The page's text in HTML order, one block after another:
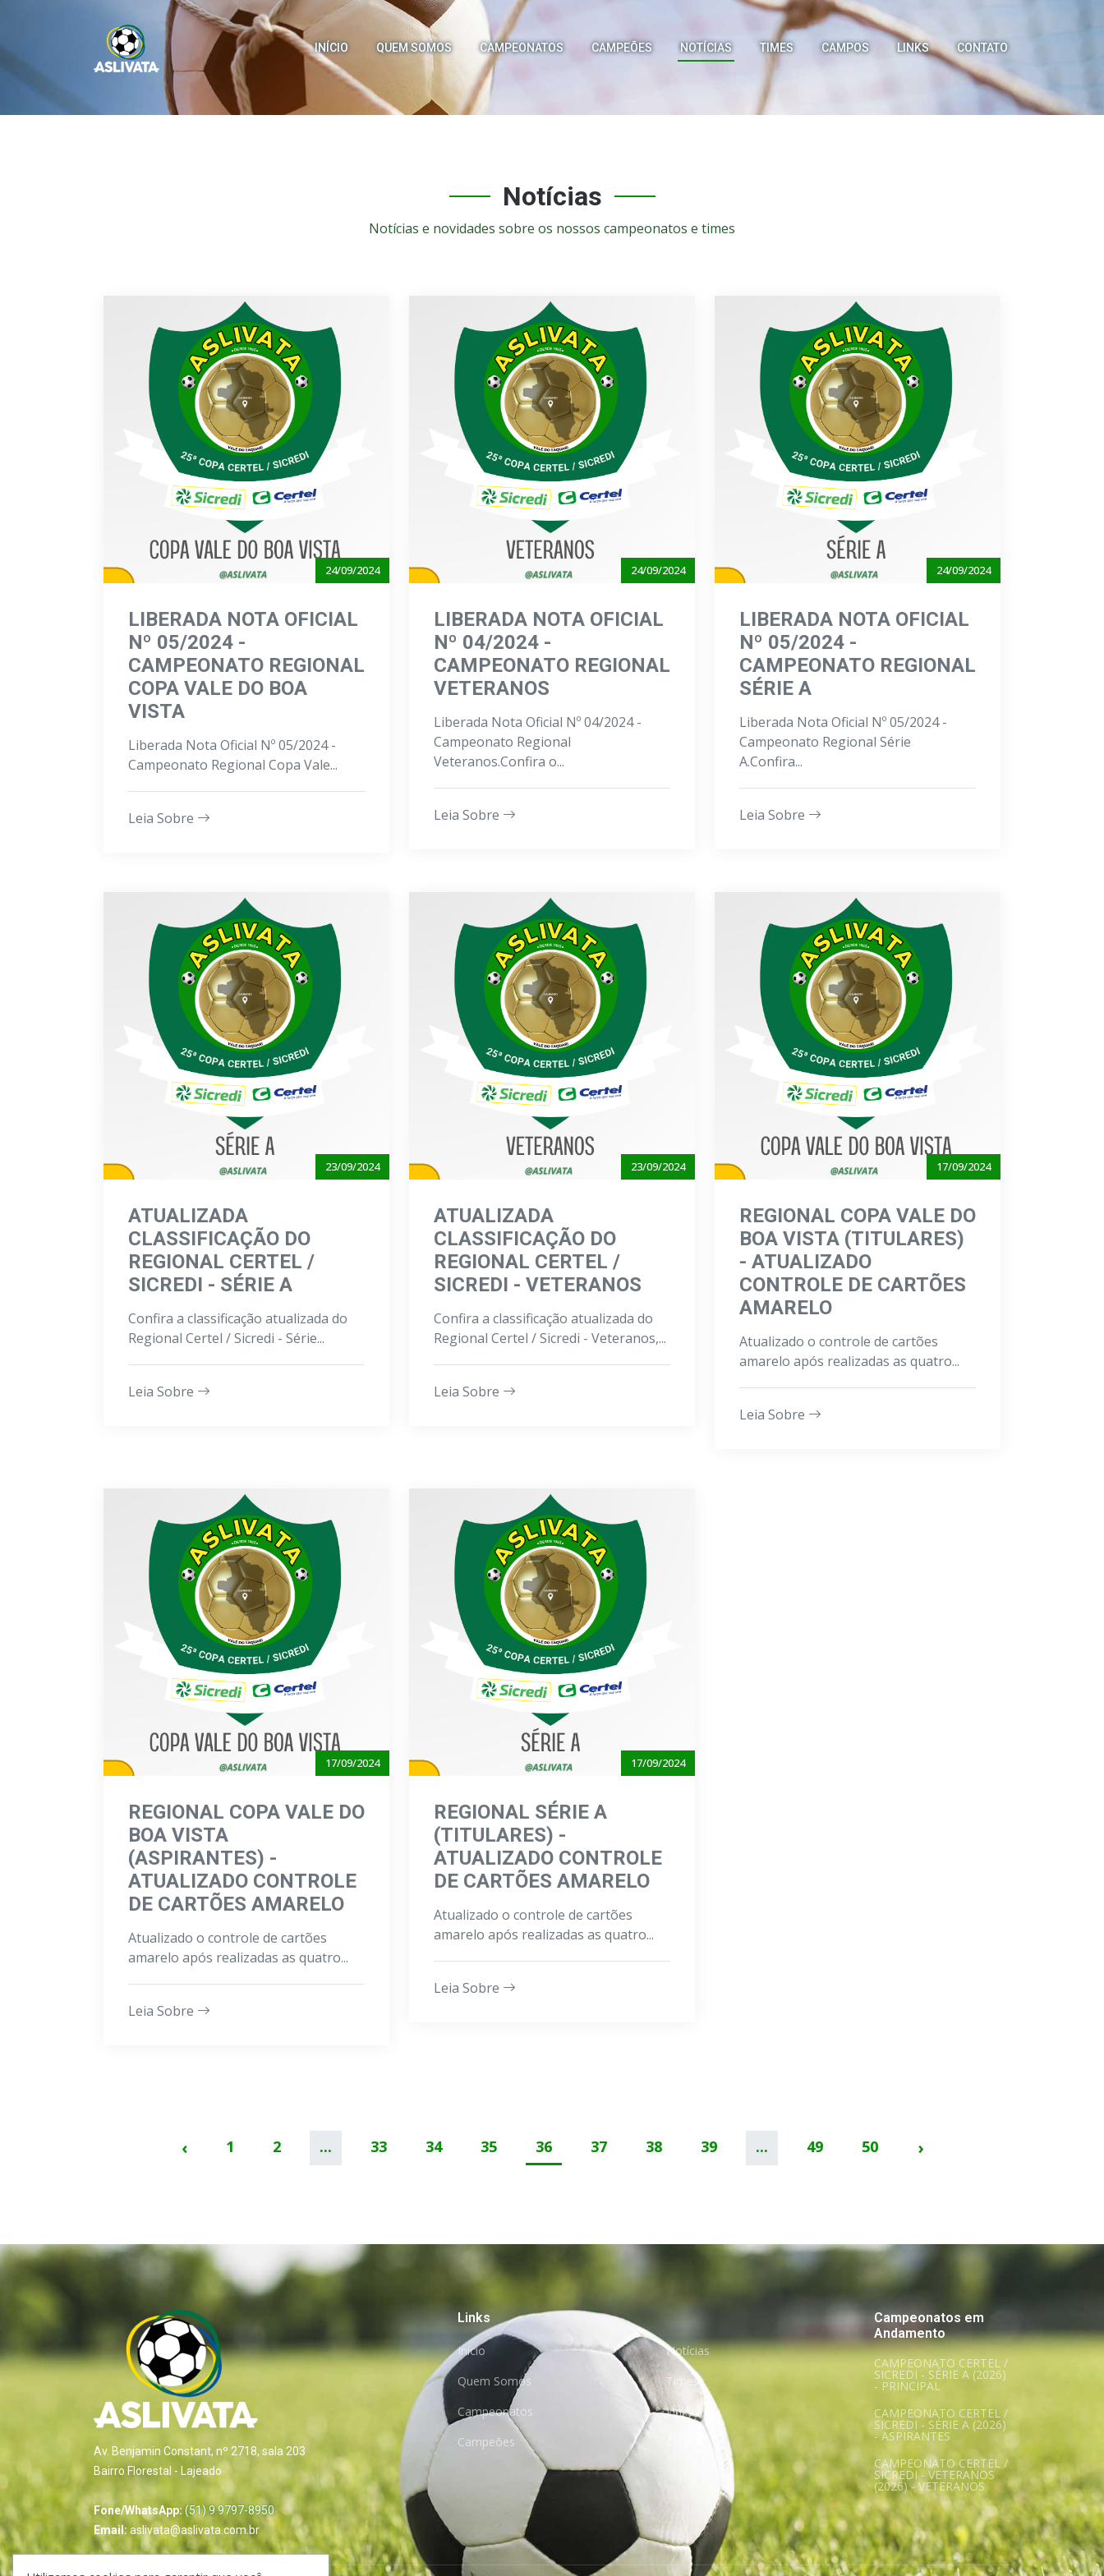
INÍCIO QUEM SOMOS CAMPEONATOS CAMPEÕES NOTÍCIAS TIMES CAMPOS LINKS CONTATO
Notícias
Notícias e novidades sobre os nossos campeonatos e times
24/09/2024
LIBERADA NOTA OFICIAL
Nº 05/2024 -
CAMPEONATO REGIONAL
COPA VALE DO BOA
VISTA
Liberada Nota Oficial Nº 05/2024 -
Campeonato Regional Copa Vale...
Leia Sobre
24/09/2024
LIBERADA NOTA OFICIAL
Nº 04/2024 -
CAMPEONATO REGIONAL
VETERANOS
Liberada Nota Oficial Nº 04/2024 -
Campeonato Regional
Veteranos.Confira o...
Leia Sobre
24/09/2024
LIBERADA NOTA OFICIAL
Nº 05/2024 -
CAMPEONATO REGIONAL
SÉRIE A
Liberada Nota Oficial Nº 05/2024 -
Campeonato Regional Série
A.Confira...
Leia Sobre
23/09/2024
ATUALIZADA
CLASSIFICAÇÃO DO
REGIONAL CERTEL /
SICREDI - SÉRIE A
Confira a classificação atualizada do
Regional Certel / Sicredi - Série...
Leia Sobre
23/09/2024
ATUALIZADA
CLASSIFICAÇÃO DO
REGIONAL CERTEL /
SICREDI - VETERANOS
Confira a classificação atualizada do
Regional Certel / Sicredi - Veteranos,...
Leia Sobre
17/09/2024
REGIONAL COPA VALE DO
BOA VISTA (TITULARES)
- ATUALIZADO
CONTROLE DE CARTÕES
AMARELO
Atualizado o controle de cartões
amarelo após realizadas as quatro...
Leia Sobre
17/09/2024
REGIONAL COPA VALE DO
BOA VISTA
(ASPIRANTES) -
ATUALIZADO CONTROLE
DE CARTÕES AMARELO
Atualizado o controle de cartões
amarelo após realizadas as quatro...
Leia Sobre
17/09/2024
REGIONAL SÉRIE A
(TITULARES) -
ATUALIZADO CONTROLE
DE CARTÕES AMARELO
Atualizado o controle de cartões
amarelo após realizadas as quatro...
Leia Sobre
‹ 1 2 ... 33 34 35 36 37 38 39 ... 49 50 ›
Av. Benjamin Constant, nº 2718, sala 203
Bairro Florestal - Lajeado
Fone/WhatsApp: (51) 9 9797-8950
Email: aslivata@aslivata.com.br
Links
Início
Quem Somos
Campeonatos
Campeões
Notícias
Times
Links
Contato
Campeonatos em
Andamento
CAMPEONATO CERTEL /
SICREDI - SÉRIE A (2026)
- PRINCIPAL
CAMPEONATO CERTEL /
SICREDI - SÉRIE A (2026)
- ASPIRANTES
CAMPEONATO CERTEL /
SICREDI - VETERANOS
(2026) - VETERANOS